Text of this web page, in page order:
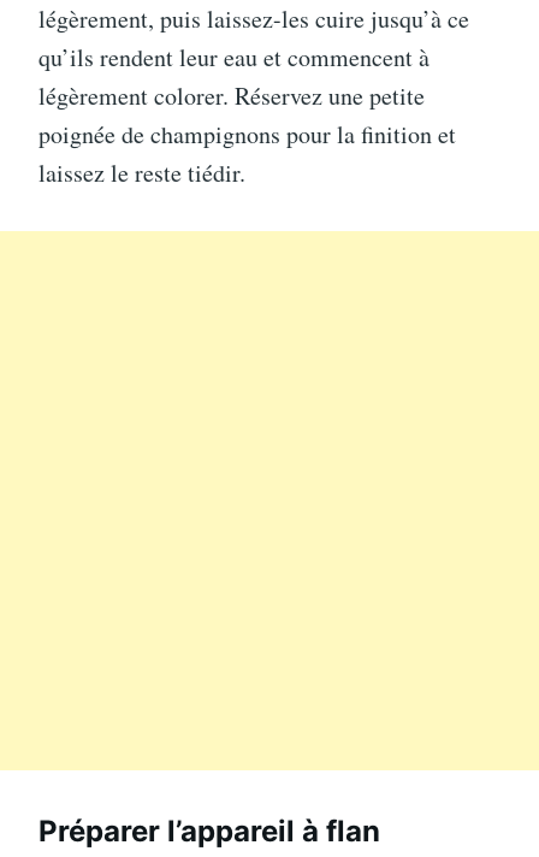
légèrement, puis laissez-les cuire jusqu’à ce
qu’ils rendent leur eau et commencent à
légèrement colorer. Réservez une petite
poignée de champignons pour la finition et
laissez le reste tiédir.
Préparer l’appareil à flan